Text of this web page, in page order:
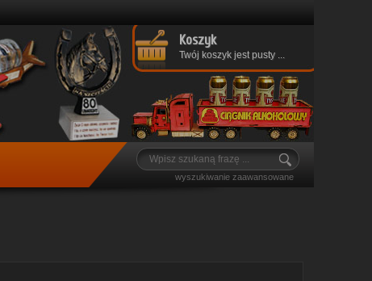
Koszyk
Twój koszyk jest pusty ...
wyszukiwanie zaawansowane